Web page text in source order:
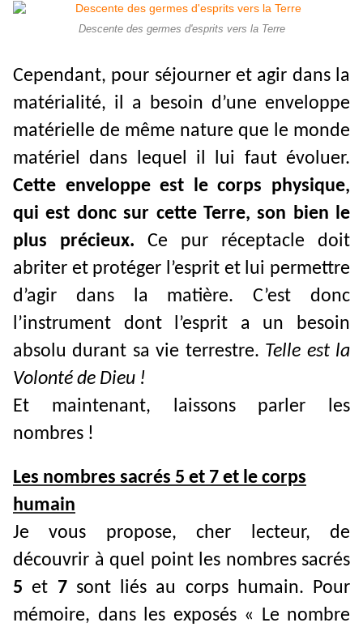
Descente des germes d'esprits vers la Terre
Cependant, pour séjourner et agir dans la
matérialité, il a besoin d’une enveloppe
matérielle de même nature que le monde
matériel dans lequel il lui faut évoluer.
Cette enveloppe est le corps physique,
qui est donc sur cette Terre, son bien le
plus précieux. Ce pur réceptacle doit
abriter et protéger l’esprit et lui permettre
d’agir dans la matière. C’est donc
l’instrument dont l’esprit a un besoin
absolu durant sa vie terrestre. Telle est la
Volonté de Dieu !
Et maintenant, laissons parler les
nombres !
Les nombres sacrés 5 et 7 et le corps
humain
Je vous propose, cher lecteur, de
découvrir à quel point les nombres sacrés
5 et 7 sont liés au corps humain. Pour
mémoire, dans les exposés « Le nombre